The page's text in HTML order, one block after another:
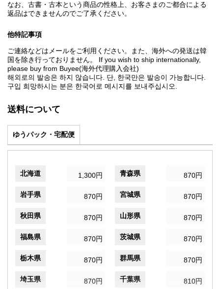
なお、古書・古本という商品の性格上、お客さまのご都合による
返品はできませんのでご了承ください。
他特記事項
ご連絡などはメールをご利用ください。また、海外への発送は韓
国を除き行っておりません。 If you wish to ship internationally,
please buy from Buyee(海外代理購入会社)
해외로의 발송은 하지 않습니다. 단, 한국만은 발송이 가능합니다.
구입 희망하시는 분은 한국어로 메시지를 보내주십시오.
送料について
ゆうパック・宅配便
北海道 1,300円 青森県 870円
岩手県 870円 宮城県 870円
秋田県 870円 山形県 870円
福島県 870円 茨城県 870円
栃木県 870円 群馬県 870円
埼玉県 870円 千葉県 810円